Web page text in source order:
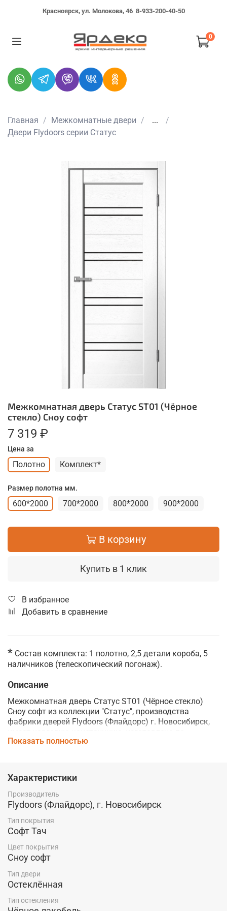
Красноярск, ул. Молокова, 46 8-933-200-40-50
0
Главная Межкомнатные двери
...
Двери Flydoors серии Статус
Межкомнатная дверь Статус ST01 (Чёрное
стекло) Сноу софт
7 319 ₽
Цена за
Полотно Комплект*
Размер полотна мм.
600*2000 700*2000 800*2000 900*2000
В корзину
Купить в 1 клик
В избранное
Добавить в сравнение
* Состав комплекта: 1 полотно, 2,5 детали короба, 5
наличников (телескопический погонаж).
Описание
Межкомнатная дверь Статус ST01 (Чёрное стекло)
Сноу софт из коллекции "Статус", производства
фабрики дверей Flydoors (Флайдорс) г. Новосибирск,
"бескромочной" технологии из высококачественных
конструкции рамы полотна полукруглой царги
шириной 130 мм.
Дверь имеет прочное покрытие СОФТ ТАЧ с матовой
фактурой и древесной текстурой. Особенность
данного покрытия - невероятно приятная на ощупь
поверхность, напоминающая бархат.
Используемый в данной модели телескопический
Купить межкомнатную дверь Статус ST01 (Чёрное
стекло) Сноу софт по выгодной цене производителя со
склада в Красноярске Вы можете в магазине
Показать полностью
Характеристики
Производитель
Flydoors (Флайдорс), г. Новосибирск
Тип покрытия
Софт Тач
Цвет покрытия
Сноу софт
Тип двери
Остеклённая
Тип остекления